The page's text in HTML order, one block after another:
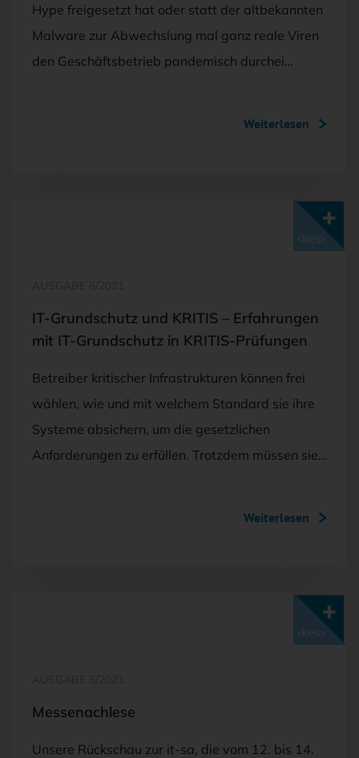
Hype freigesetzt hat oder statt der altbekannten
Malware zur Abwechslung mal ganz reale Viren
den Geschäftsbetrieb pandemisch durchei…
Weiterlesen
IT-Grundschutz und KRITIS – Erfahrungen
mit IT-Grundschutz in KRITIS-Prüfungen
Betreiber kritischer Infrastrukturen können frei
wählen, wie und mit welchem Standard sie ihre
Systeme absichern, um die gesetzlichen
Anforderungen zu erfüllen. Trotzdem müssen sie…
Weiterlesen
Messenachlese
Unsere Rückschau zur it-sa, die vom 12. bis 14.